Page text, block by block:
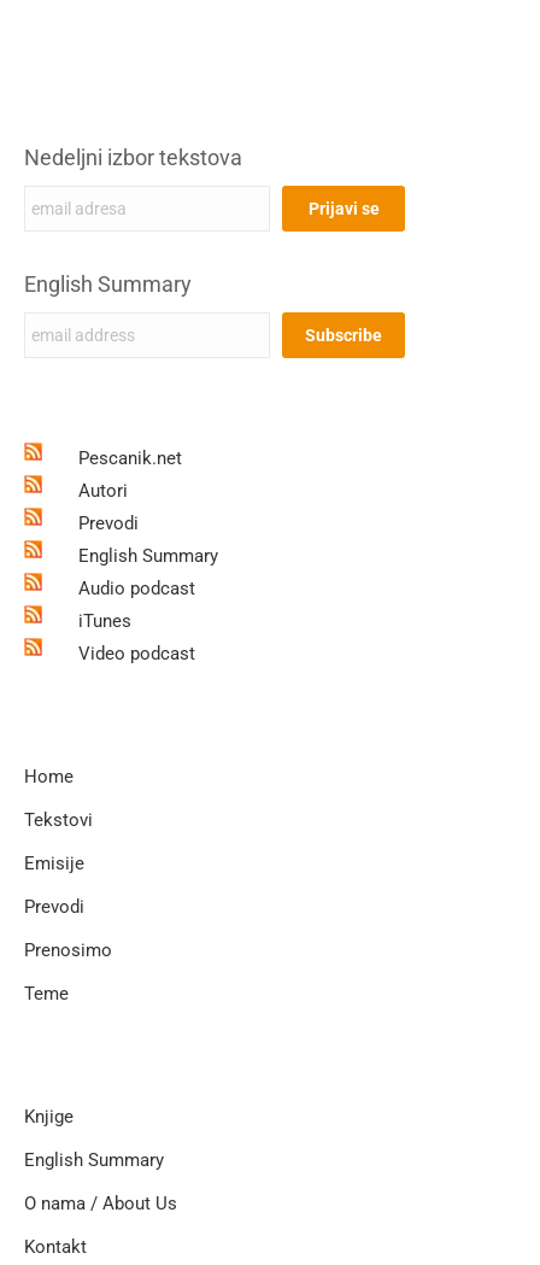
Nedeljni izbor tekstova
English Summary
Pescanik.net
Autori
Prevodi
English Summary
Audio podcast
iTunes
Video podcast
Home
Tekstovi
Emisije
Prevodi
Prenosimo
Teme
Knjige
English Summary
O nama / About Us
Kontakt